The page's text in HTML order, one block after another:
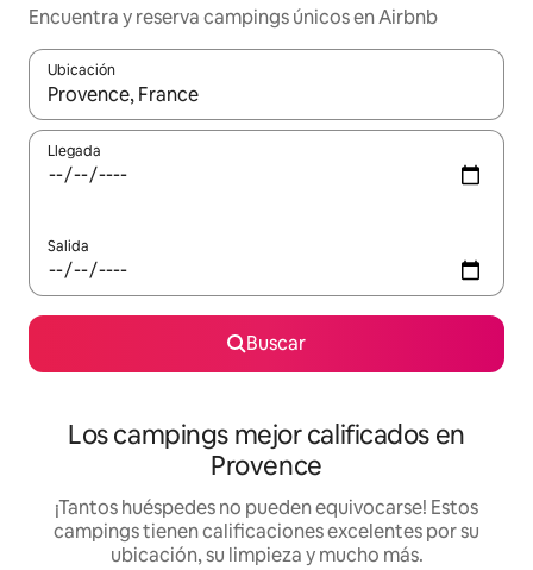
Encuentra y reserva campings únicos en Airbnb
Ubicación
Cuando los resultados estén disponibles, podrás navegar
Llegada
Salida
Buscar
Los campings mejor calificados en
Provence
¡Tantos huéspedes no pueden equivocarse! Estos
campings tienen calificaciones excelentes por su
ubicación, su limpieza y mucho más.